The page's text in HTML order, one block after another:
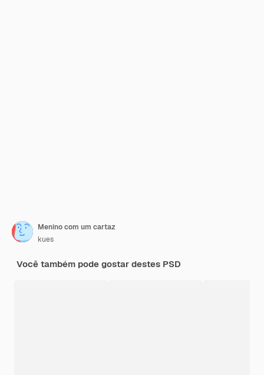
Menino com um cartaz
kues
Você também pode gostar destes PSD